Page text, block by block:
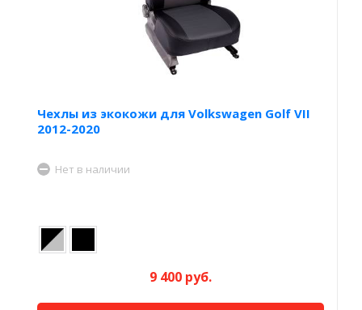
Чехлы из экокожи для Volkswagen Golf VII
2012-2020
Нет в наличии
9 400 руб.